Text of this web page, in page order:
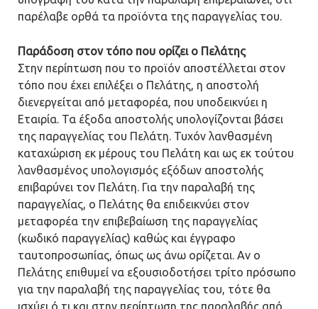
παρέλαβε ορθά τα προϊόντα της παραγγελίας του.
Παράδοση στον τόπο που ορίζει ο Πελάτης
Στην περίπτωση που το προϊόν αποστέλλεται στον
τόπο που έχει επιλέξει ο Πελάτης, η αποστολή
διενεργείται από μεταφορέα, που υποδεικνύει η
Εταιρία. Τα έξοδα αποστολής υπολογίζονται βάσει
της παραγγελίας του Πελάτη. Τυχόν λανθασμένη
καταχώριση εκ μέρους του Πελάτη και ως εκ τούτου
λανθασμένος υπολογισμός εξόδων αποστολής
επιβαρύνει τον Πελάτη. Για την παραλαβή της
παραγγελίας, ο Πελάτης θα επιδεικνύει στον
μεταφορέα την επιβεβαίωση της παραγγελίας
(κωδικό παραγγελίας) καθώς και έγγραφο
ταυτοπροσωπίας, όπως ως άνω ορίζεται. Αν ο
Πελάτης επιθυμεί να εξουσιοδοτήσει τρίτο πρόσωπο
για την παραλαβή της παραγγελίας του, τότε θα
ισχύει ό,τι και στην περίπτωση της παραλαβής από